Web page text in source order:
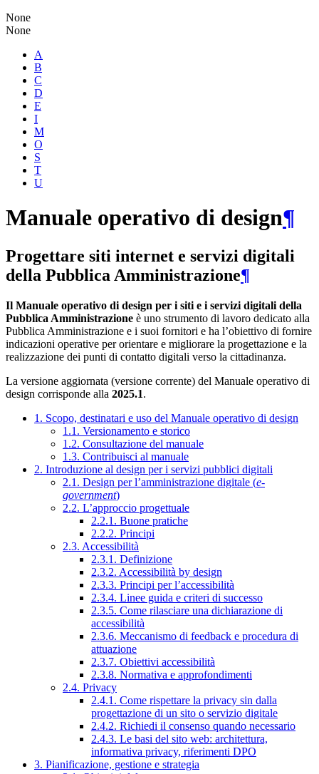
None
None
A
B
C
D
E
I
M
O
S
T
U
Manuale operativo di design¶
Progettare siti internet e servizi digitali
della Pubblica Amministrazione¶
Il Manuale operativo di design per i siti e i servizi digitali della
Pubblica Amministrazione è uno strumento di lavoro dedicato alla
Pubblica Amministrazione e i suoi fornitori e ha l’obiettivo di fornire
indicazioni operative per orientare e migliorare la progettazione e la
realizzazione dei punti di contatto digitali verso la cittadinanza.
La versione aggiornata (versione corrente) del Manuale operativo di
design corrisponde alla 2025.1.
1. Scopo, destinatari e uso del Manuale operativo di design
1.1. Versionamento e storico
1.2. Consultazione del manuale
1.3. Contribuisci al manuale
2. Introduzione al design per i servizi pubblici digitali
2.1. Design per l’amministrazione digitale (e-
government)
2.2. L’approccio progettuale
2.2.1. Buone pratiche
2.2.2. Principi
2.3. Accessibilità
2.3.1. Definizione
2.3.2. Accessibilità by design
2.3.3. Principi per l’accessibilità
2.3.4. Linee guida e criteri di successo
2.3.5. Come rilasciare una dichiarazione di
accessibilità
2.3.6. Meccanismo di feedback e procedura di
attuazione
2.3.7. Obiettivi accessibilità
2.3.8. Normativa e approfondimenti
2.4. Privacy
2.4.1. Come rispettare la privacy sin dalla
progettazione di un sito o servizio digitale
2.4.2. Richiedi il consenso quando necessario
2.4.3. Le basi del sito web: architettura,
informativa privacy, riferimenti DPO
3. Pianificazione, gestione e strategia